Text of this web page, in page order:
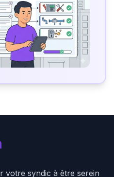
votre syndic à être serein